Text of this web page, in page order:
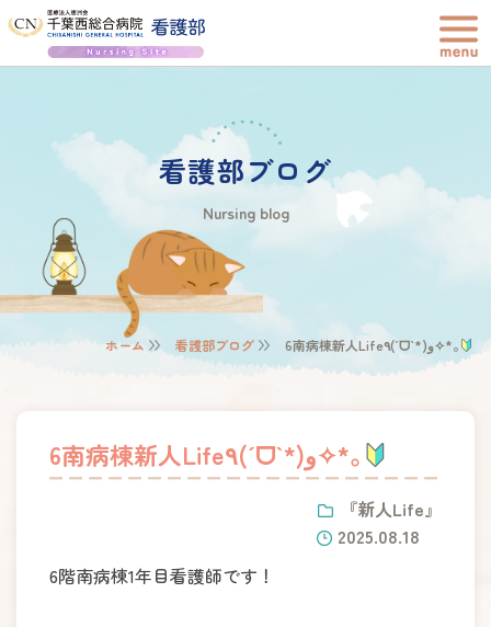
看護部ブログ
Nursing blog
ホーム 看護部ブログ 6南病棟新人Life٩(ˊᗜˋ*)و✧*｡
6南病棟新人Life٩(ˊᗜˋ*)و✧*｡
『新人Life』
2025.08.18
6階南病棟1年目看護師です！